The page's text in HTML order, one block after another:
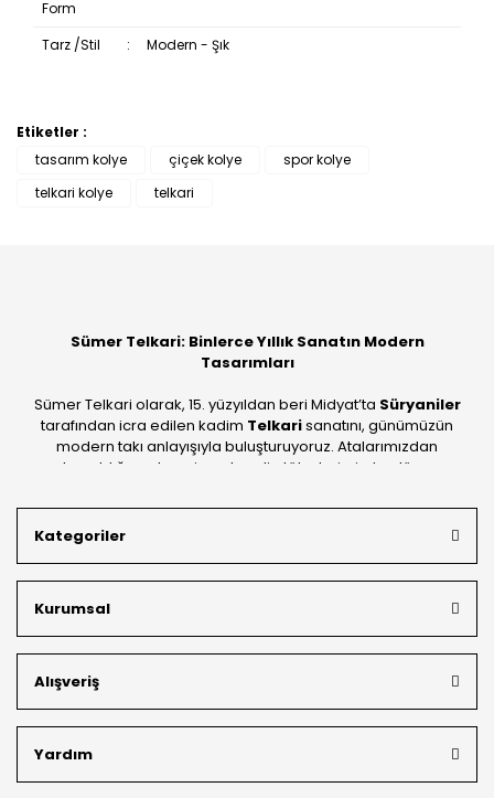
Form
Tarz /Stil : Modern - Şık
Bu ürüne ilk yorumu siz yapın!
Etiketler :
tasarım kolye
çiçek kolye
spor kolye
telkari kolye
telkari
Sümer Telkari: Binlerce Yıllık Sanatın Modern
Tasarımları
Sümer Telkari olarak, 15. yüzyıldan beri Midyat’ta Süryaniler
tarafından icra edilen kadim Telkarisanatını, günümüzün
modern takı anlayışıyla buluşturuyoruz. Atalarımızdan
devraldığımız bu mirası; kendi atölyelerimizde, dünya
Mardin’in tarihi dokusunu yansıtan geleneksel işlemeleri, her
bütçeye uygun
müşterilerimizin özel siparişlerini benzersiz bir titizlikle
hazırlıyor; köklü geçmişimizi geleceğin takı modasına
güvenle taşıyoruz.
Kategoriler
Kurumsal
Alışveriş
Yardım